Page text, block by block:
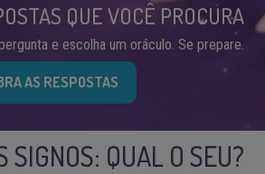
QUE VOCÊ PROCURA
e escolha um oráculo. Se prepare.
AS RESPOSTAS
SIGNOS: QUAL O SEU?